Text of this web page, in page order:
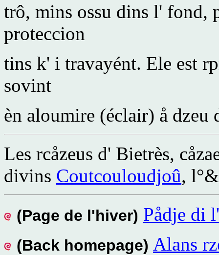
trô, mins ossu dins l' fond,
proteccion
tins k' i travayént. Ele est
sovint
èn aloumire (éclair) å dzeu
Les rcåzeus d' Bietrès,
divins Coutcouloudjoû,
(Page de l'hiver) Pådje di
(Back homepage) Alans